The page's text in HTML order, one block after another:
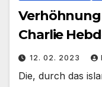
Charlie
12. 02. 2023
Die, durch das